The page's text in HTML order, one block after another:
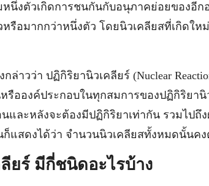
นึ่งตัวเกิดการชนกันกับอนุภาคย่อยของอีก
รือมากกว่าหนึ่งตัว โดยนิวเคลียสที่เกิดใ
ล่าวว่า ปฏิกิริยานิวเคลียร์ (Nuclear
รือองค์ประกอบในทุกสมการของปฏิกิริยา
และหลังจะต้องมีปฏิกิริยาเท่ากัน รวมไปถึ
แสดงได้ว่า จำนวนนิวเคลียสทั้งหมดนั้นคง
ยร์ มีกี่ชนิดอะไรบ้าง